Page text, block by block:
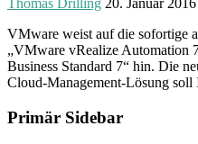
VMware weist auf die sofortige
„VMware vRealize Automation
Business Standard 7“ hin. Die
Cloud-Management-Lösung soll
Primär Sidebar